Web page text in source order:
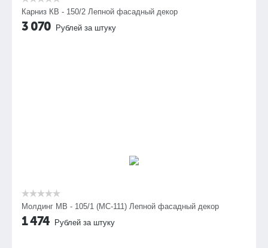
Карниз КВ - 150/2 Лепной фасадный декор
3 070 Рублей за штуку
Молдинг МВ - 105/1 (МС-111) Лепной фасадный декор
1 474 Рублей за штуку